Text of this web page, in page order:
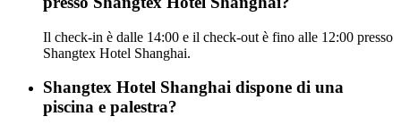
Il check-in è dalle 14:00 e il check-out è fino alle 12:00 presso
Shangtex Hotel Shanghai.
Shangtex Hotel Shanghai dispone di una
piscina e palestra?